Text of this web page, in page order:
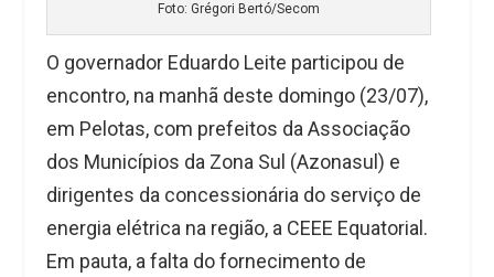
Foto: Grégori Bertó/Secom
O governador Eduardo Leite participou de
encontro, na manhã deste domingo (23/07),
em Pelotas, com prefeitos da Associação
dos Municípios da Zona Sul (Azonasul) e
dirigentes da concessionária do serviço de
energia elétrica na região, a CEEE Equatorial.
Em pauta, a falta do fornecimento de